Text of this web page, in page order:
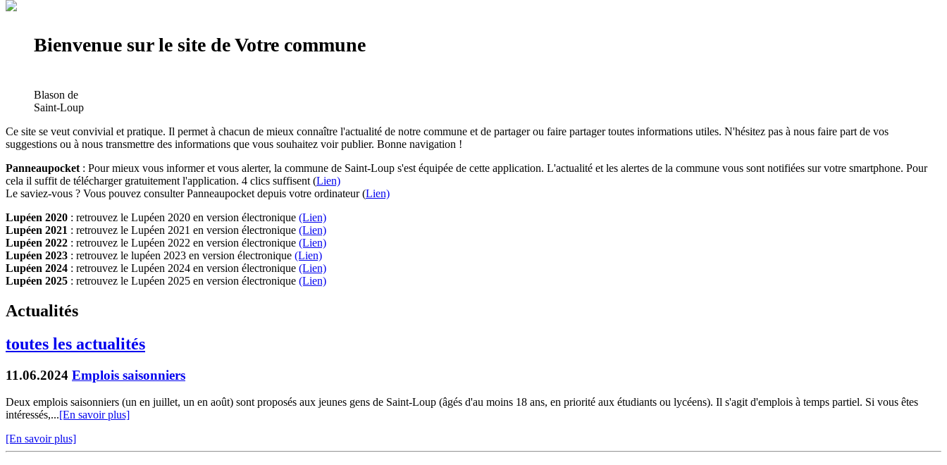
Bienvenue sur le site de Votre commune
Blason de
Saint-Loup
Ce site se veut convivial et pratique. Il permet à chacun de mieux connaître l'actualité de notre commune et de partager ou faire partager toutes informations utiles. N'hésitez pas à nous faire part de vos
suggestions ou à nous transmettre des informations que vous souhaitez voir publier. Bonne navigation !
Panneaupocket : Pour mieux vous informer et vous alerter, la commune de Saint-Loup s'est équipée de cette application. L'actualité et les alertes de la commune vous sont notifiées sur votre smartphone. Pour
cela il suffit de télécharger gratuitement l'application. 4 clics suffisent (Lien)
Le saviez-vous ? Vous pouvez consulter Panneaupocket depuis votre ordinateur (Lien)
Lupéen 2020 : retrouvez le Lupéen 2020 en version électronique (Lien)
Lupéen 2021 : retrouvez le Lupéen 2021 en version électronique (Lien)
Lupéen 2022 : retrouvez le Lupéen 2022 en version électronique (Lien)
Lupéen 2023 : retrouvez le lupéen 2023 en version électronique (Lien)
Lupéen 2024 : retrouvez le Lupéen 2024 en version électronique (Lien)
Lupéen 2025 : retrouvez le Lupéen 2025 en version électronique (Lien)
Actualités
toutes les actualités
11.06.2024 Emplois saisonniers
Deux emplois saisonniers (un en juillet, un en août) sont proposés aux jeunes gens de Saint-Loup (âgés d'au moins 18 ans, en priorité aux étudiants ou lycéens). Il s'agit d'emplois à temps partiel. Si vous êtes
intéressés,...[En savoir plus]
[En savoir plus]